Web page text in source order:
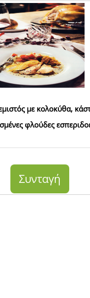
με κολοκύθα,
φλούδες
Συνταγή